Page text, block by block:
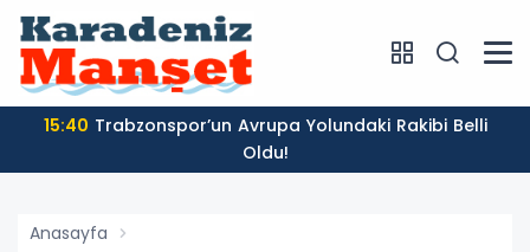
15:40
Oldu!
Anasayfa